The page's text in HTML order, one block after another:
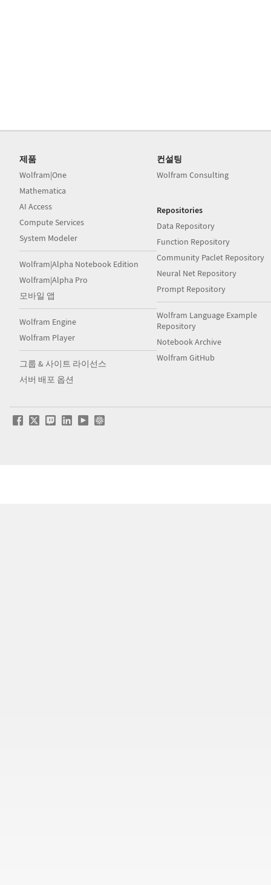
제품
Wolfram|One
Mathematica
AI Access
Compute Services
System Modeler
Wolfram|Alpha Notebook Edition
Wolfram|Alpha Pro
모바일 앱
Wolfram Engine
Wolfram Player
그룹 & 사이트 라이선스
서버 배포 옵션
컨설팅
Wolfram Consulting
Repositories
Data Repository
Function Repository
Community Paclet Repository
Neural Net Repository
Prompt Repository
Wolfram Language Example
Repository
Notebook Archive
Wolfram GitHub